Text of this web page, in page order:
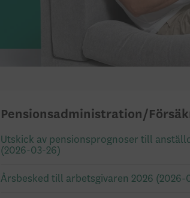
Pensionsadministration/
Utskick av pensionsprognoser till
(2026-03-26)
Årsbesked till arbetsgivaren 2026 (2026-